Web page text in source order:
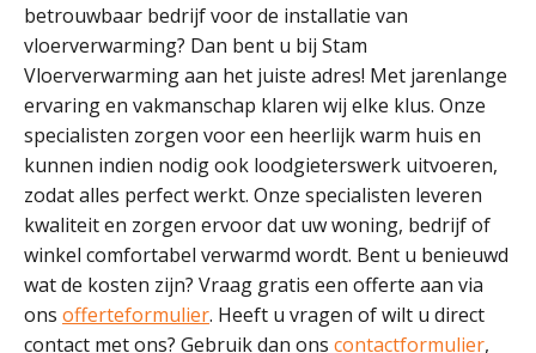
betrouwbaar bedrijf voor de installatie van
vloerverwarming? Dan bent u bij Stam
Vloerverwarming aan het juiste adres! Met jarenlange
ervaring en vakmanschap klaren wij elke klus. Onze
specialisten zorgen voor een heerlijk warm huis en
kunnen indien nodig ook loodgieterswerk uitvoeren,
zodat alles perfect werkt. Onze specialisten leveren
kwaliteit en zorgen ervoor dat uw woning, bedrijf of
winkel comfortabel verwarmd wordt. Bent u benieuwd
wat de kosten zijn? Vraag gratis een offerte aan via
ons offerteformulier. Heeft u vragen of wilt u direct
contact met ons? Gebruik dan ons contactformulier,